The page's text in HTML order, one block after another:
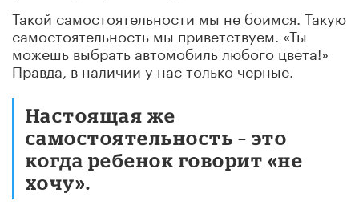
Такой самостоятельности мы не боимся. Такую
самостоятельность мы приветствуем. «Ты
можешь выбрать автомобиль любого цвета!»
Правда, в наличии у нас только черные.
Настоящая же
самостоятельность – это
когда ребенок говорит «не
хочу».